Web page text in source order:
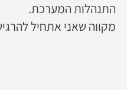
התנהלות המערכת.
מקווה שאני אתחיל